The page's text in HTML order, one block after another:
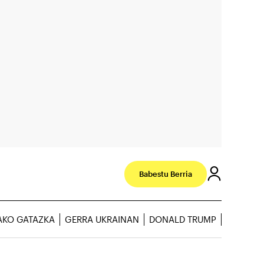
Babestu Berria
GATAZKA GERRA UKRAINAN DONALD TRUMP